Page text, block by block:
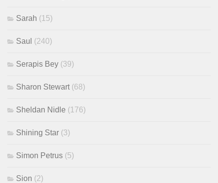
Sarah (15)
Saul (240)
Serapis Bey (39)
Sharon Stewart (68)
Sheldan Nidle (176)
Shining Star (3)
Simon Petrus (5)
Sion (2)